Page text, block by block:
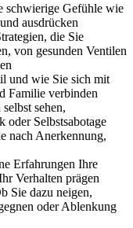
schwierige Gefühle wie
ausdrücken
die Sie
von gesunden Ventilen
und wie Sie sich mit
Familie verbinden
sehen,
Selbstsabotage
nach Anerkennung,
Erfahrungen Ihre
Verhalten prägen
Sie dazu neigen,
oder Ablenkung